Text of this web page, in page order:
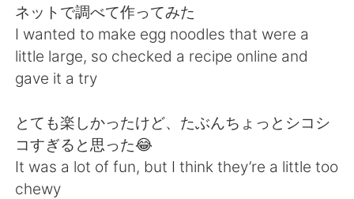
Deutsch 日本語
한국어 Русский
ไทย
Italiano Tiếng Việt
Português
ネットで調べて作ってみた
I wanted to make egg noodles that were a
little large, so checked a recipe online and
gave it a try
とても楽しかったけど、たぶんちょっとシコシ
コすぎると思った😂
It was a lot of fun, but I think they’re a little too
chewy